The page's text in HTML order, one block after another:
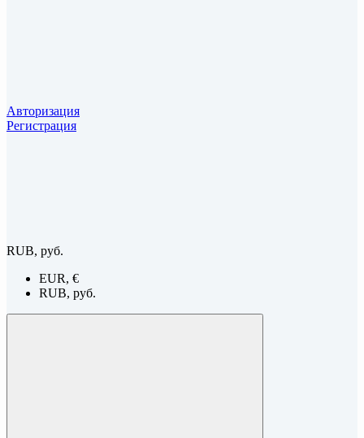
Авторизация
Регистрация
RUB, руб.
EUR, €
RUB, руб.